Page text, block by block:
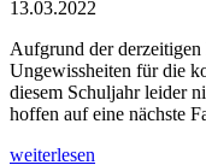
13.03.2022
Aufgrund der
Ungewissheiten für die
diesem Schuljahr leider
hoffen auf eine nächste
weiterlesen